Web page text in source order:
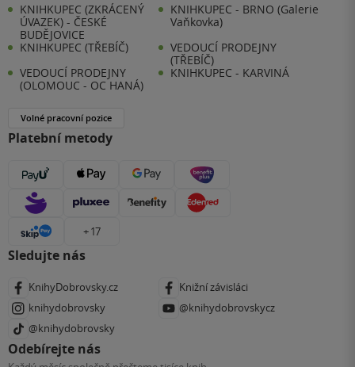
KNIHKUPEC (ZKRÁCENÝ
ÚVAZEK) - ČESKÉ
BUDĚJOVICE
KNIHKUPEC - BRNO (Galerie
Vaňkovka)
KNIHKUPEC (TŘEBÍČ)
VEDOUCÍ PRODEJNY
(TŘEBÍČ)
VEDOUCÍ PRODEJNY
(OLOMOUC - OC HANÁ)
KNIHKUPEC - KARVINÁ
Volné pracovní pozice
Platební metody
+ 17
Sledujte nás
KnihyDobrovsky.cz
Knižní závisláci
knihydobrovsky
@knihydobrovskycz
@knihydobrovsky
Odebírejte nás